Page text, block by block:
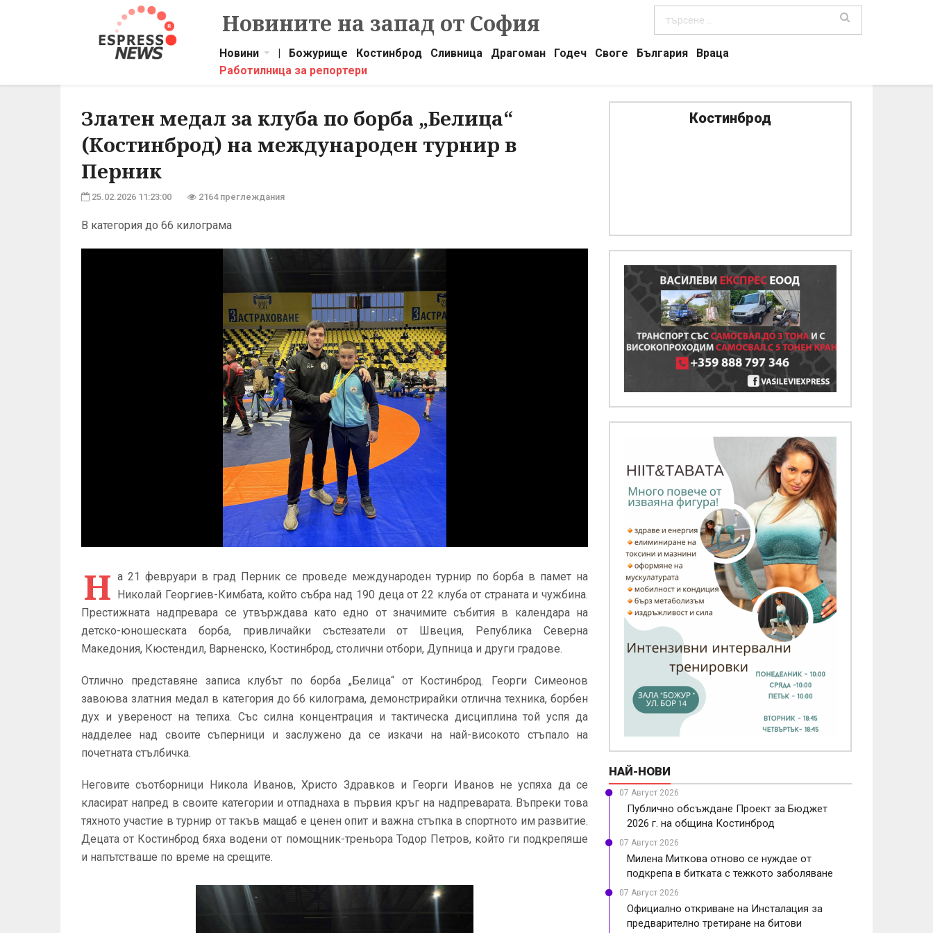
Новините на запад от София
Новини | Божурище Костинброд Сливница Драгоман Годеч Своге България
Враца
Работилница за репортери
Златен медал за клуба по борба „Белица“
(Костинброд) на международен турнир в
Перник
25.02.2026 11:23:00 2164 преглеждания
В категория до 66 килограма
Н а 21 февруари в град Перник се проведе международен турнир по борба в памет на
Николай Георгиев-Кимбата, който събра над 190 деца от 22 клуба от страната и чужбина.
Престижната надпревара се утвърждава като едно от значимите събития в календара на
детско-юношеската борба, привличайки състезатели от Швеция, Република Северна
Македония, Кюстендил, Варненско, Костинброд, столични отбори, Дупница и други градове.
Отлично представяне записа клубът по борба „Белица“ от Костинброд. Георги Симеонов
завоюва златния медал в категория до 66 килограма, демонстрирайки отлична техника, борбен
дух и увереност на тепиха. Със силна концентрация и тактическа дисциплина той успя да
надделее над своите съперници и заслужено да се изкачи на най-високото стъпало на
почетната стълбичка.
Неговите съотборници Никола Иванов, Христо Здравков и Георги Иванов не успяха да се
класират напред в своите категории и отпаднаха в първия кръг на надпреварата. Въпреки това
тяхното участие в турнир от такъв мащаб е ценен опит и важна стъпка в спортното им развитие.
Децата от Костинброд бяха водени от помощник-треньора Тодор Петров, който ги подкрепяше
и напътстваше по време на срещите.
Костинброд
НАЙ-НОВИ
07 Август 2026
Публично обсъждане Проект за Бюджет
2026 г. на община Костинброд
07 Август 2026
Милена Миткова отново се нуждае от
подкрепа в битката с тежкото заболяване
07 Август 2026
Официално откриване на Инсталация за
предварително третиране на битови